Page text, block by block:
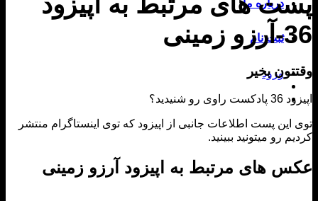
درباره ما
ثبت نام
ورودبخیر
رو شنیدید؟
پست اطلاعات جانبی از اپیزود که توی اینستاگرام منتشر
رو میتونید ببینید.
های مرتبط به اپیزود آرزو زمینی